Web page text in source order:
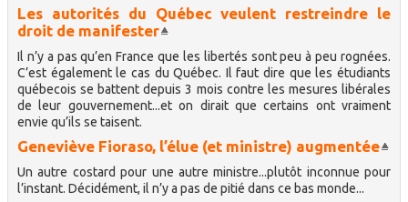
Les autorités du Québec veulent restreindre le
droit de manifester
Il n’y a pas qu’en France que les libertés sont peu à peu rognées.
C’est également le cas du Québec. Il faut dire que les étudiants
québecois se battent depuis 3 mois contre les mesures libérales
de leur gouvernement...et on dirait que certains ont vraiment
envie qu’ils se taisent.
Geneviève Fioraso, l’élue (et ministre) augmentée
Un autre costard pour une autre ministre...plutôt inconnue pour
l’instant. Décidément, il n’y a pas de pitié dans ce bas monde...